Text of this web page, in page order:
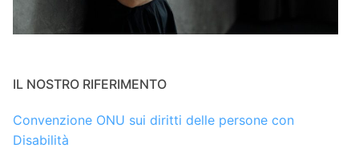
IL NOSTRO RIFERIMENTO
Convenzione ONU sui diritti delle persone con
Disabilità